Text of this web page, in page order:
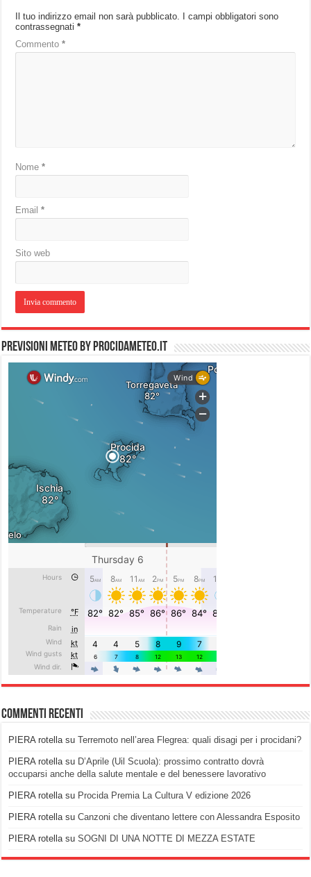
Il tuo indirizzo email non sarà pubblicato.
I campi obbligatori sono
contrassegnati*
Commento*
Nome*
Email*
Sito web
PREVISIONI METEO by PROCIDAMETEO.IT
Commenti recenti
PIERA rotellasuTerremoto nell’area Flegrea: quali disagi per i procidani?
PIERA rotellasu D’Aprile (Uil Scuola): prossimo contratto dovrà
occuparsi anche della salute mentale e del benessere lavorativo
PIERA rotellasu Procida Premia La Cultura V edizione 2026
PIERA rotellasuCanzoni che diventano lettere con Alessandra Esposito
PIERA rotellasuSOGNI DI UNA NOTTE DI MEZZA ESTATE